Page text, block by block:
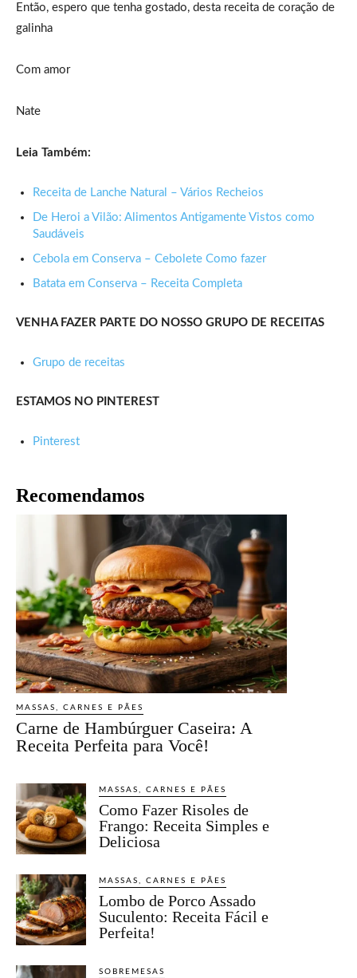
Então, espero que tenha gostado, desta receita de coração de
galinha
Com amor
Nate
Leia Também:
Receita de Lanche Natural – Vários Recheios
De Heroi a Vilão: Alimentos Antigamente Vistos como
Saudáveis
Cebola em Conserva – Cebolete Como fazer
Batata em Conserva – Receita Completa
VENHA FAZER PARTE DO NOSSO GRUPO DE RECEITAS
Grupo de receitas
ESTAMOS NO PINTEREST
Pinterest
Recomendamos
MASSAS, CARNES E PÃES
Carne de Hambúrguer Caseira: A
Receita Perfeita para Você!
MASSAS, CARNES E PÃES
Como Fazer Risoles de
Frango: Receita Simples e
Deliciosa
MASSAS, CARNES E PÃES
Lombo de Porco Assado
Suculento: Receita Fácil e
Perfeita!
SOBREMESAS